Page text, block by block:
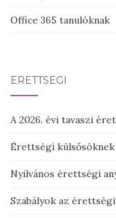
Office 365 tanulóknak
ÉRETTSÉGI
A 2026. évi tavaszi
Érettségi
Nyilvános érettségi
Szabályok az